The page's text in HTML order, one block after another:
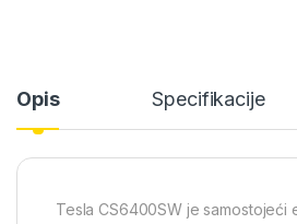
Opis Specifikacije
Tesla CS6400SW je samostojeći